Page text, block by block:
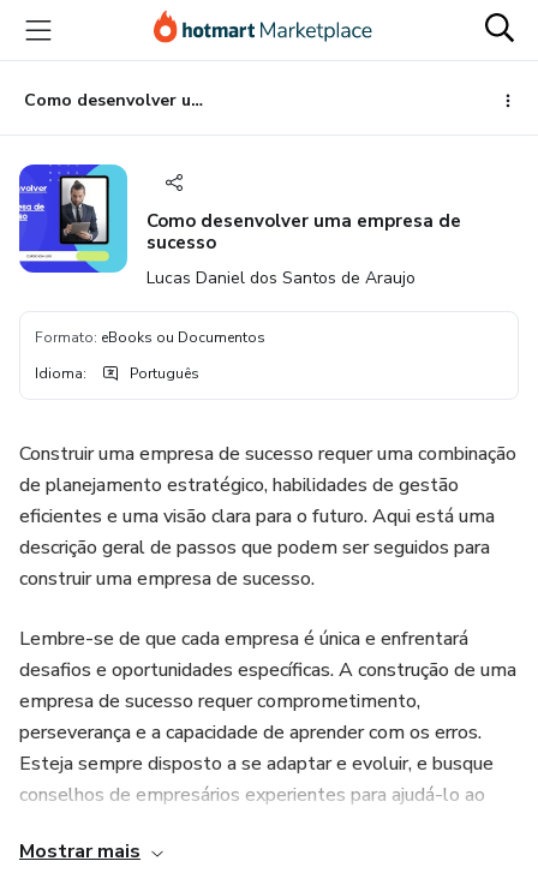
para
conteúdo
principal
para
pagamento
para
rodapé
Como desenvolver uma empresa de sucesso
Como desenvolver uma empresa de
sucesso
Lucas Daniel dos Santos de Araujo
Formato: eBooks ou Documentos
Idioma: Português
Construir uma empresa de sucesso requer uma combinação
de planejamento estratégico, habilidades de gestão
eficientes e uma visão clara para o futuro. Aqui está uma
descrição geral de passos que podem ser seguidos para
construir uma empresa de sucesso.
Lembre-se de que cada empresa é única e enfrentará
desafios e oportunidades específicas. A construção de uma
empresa de sucesso requer comprometimento,
perseverança e a capacidade de aprender com os erros.
Esteja sempre disposto a se adaptar e evoluir, e busque
conselhos de empresários experientes para ajudá-lo ao
Mostrar mais